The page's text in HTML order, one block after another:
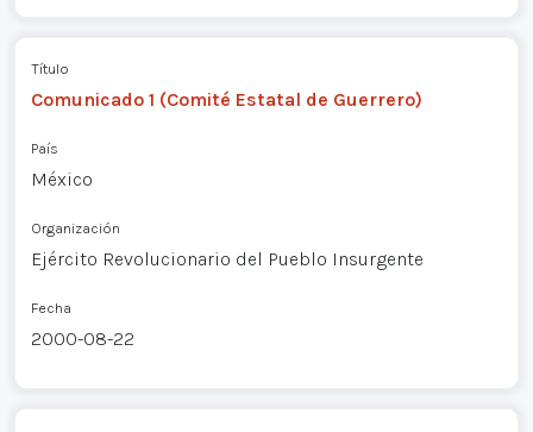
Título
Comunicado 1 (Comité Estatal de Guerrero)
País
México
Organización
Ejército Revolucionario del Pueblo Insurgente
Fecha
2000-08-22